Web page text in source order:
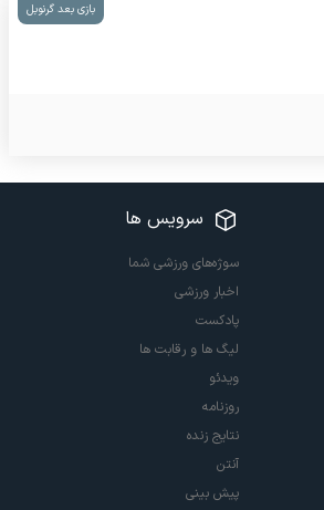
بازی بعد گرنوبل
سرویس ها
سوژه‌های ورزشی شما
اخبار ورزشی
پادکست
لیگ ها و رقابت ها
ویدئو
روزنامه
نتایج زنده
آنتن
پیش بینی